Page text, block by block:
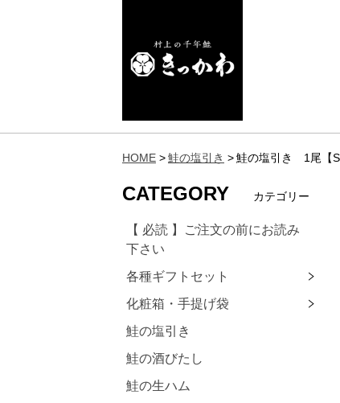
HOME 鮭の塩引き 鮭の塩引き 1尾【
CATEGORY カテゴリー
【 必読 】ご注文の前にお読み
下さい
各種ギフトセット
化粧箱・手提げ袋
鮭の塩引き
鮭の酒びたし
鮭の生ハム